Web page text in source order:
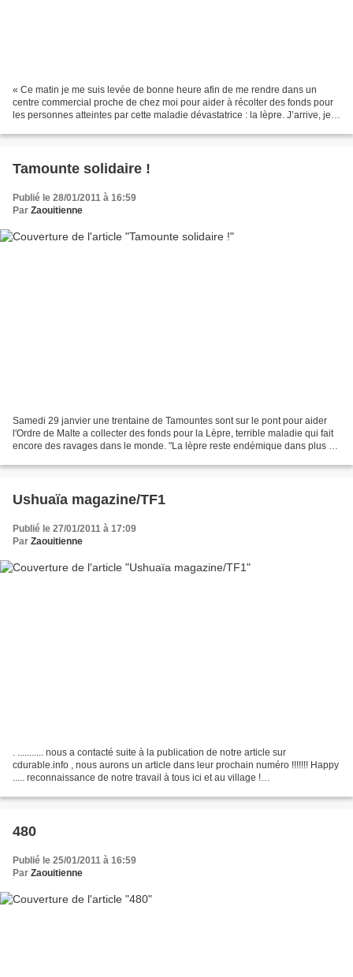
« Ce matin je me suis levée de bonne heure afin de me rendre dans un
centre commercial proche de chez moi pour aider à récolter des fonds pour
les personnes atteintes par cette maladie dévastatrice : la lèpre. J’arrive, je
Tamounte solidaire !
Publié le 28/01/2011 à 16:59
Par Zaouitienne
Samedi 29 janvier une trentaine de Tamountes sont sur le pont pour aider
l'Ordre de Malte a collecter des fonds pour la Lèpre, terrible maladie qui fait
encore des ravages dans le monde. "La lèpre reste endémique dans plus de
Ushuaïa magazine/TF1
Publié le 27/01/2011 à 17:09
Par Zaouitienne
. ........... nous a contacté suite à la publication de notre article sur
cdurable.info , nous aurons un article dans leur prochain numéro !!!!!!! Happy
..... reconnaissance de notre travail à tous ici et au village !
480
Publié le 25/01/2011 à 16:59
Par Zaouitienne